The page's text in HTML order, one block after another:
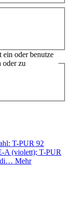
oder benutze
oder zu
T-PUR 92
A (violett); T-PUR
di… Mehr